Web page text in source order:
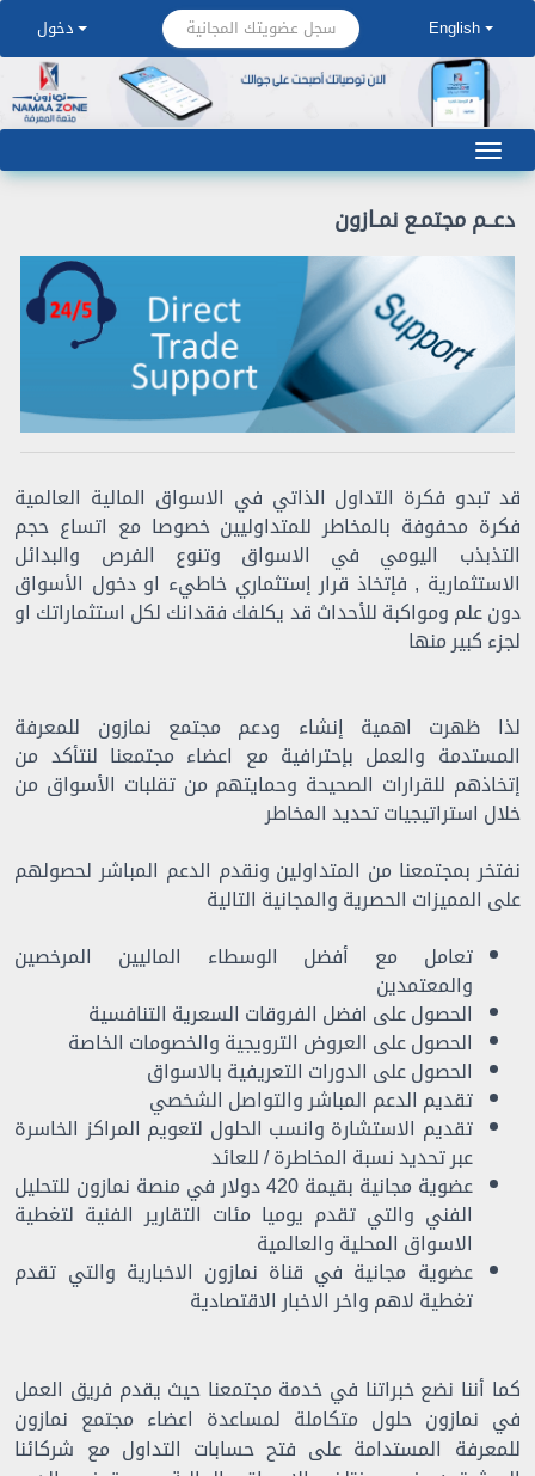
English سجل عضويتك المجانية دخول
دعــم مجتمـع نمـازون
قد تبدو فكرة التداول الذاتي في الاسواق المالية العالمية
فكرة محفوفة بالمخاطر للمتداوليين خصوصا مع اتساع حجم
التذبذب اليومي في الاسواق وتنوع الفرص والبدائل
الاستثمارية , فإتخاذ قرار إستثماري خاطيء او دخول الأسواق
دون علم ومواكبة للأحداث قد يكلفك فقدانك لكل استثماراتك او
لجزء كبير منها
لذا ظهرت اهمية إنشاء ودعم مجتمع نمازون للمعرفة
المستدمة والعمل بإحترافية مع اعضاء مجتمعنا لنتأكد من
إتخاذهم للقرارات الصحيحة وحمايتهم من تقلبات الأسواق من
خلال استراتيجيات تحديد المخاطر
نفتخر بمجتمعنا من المتداولين ونقدم الدعم المباشر لحصولهم
على المميزات الحصرية والمجانية التالية
تعامل مع أفضل الوسطاء الماليين المرخصين
والمعتمدين
الحصول على افضل الفروقات السعرية التنافسية
الحصول على العروض الترويجية والخصومات الخاصة
الحصول على الدورات التعريفية بالاسواق
تقديم الدعم المباشر والتواصل الشخصي
تقديم الاستشارة وانسب الحلول لتعويم المراكز الخاسرة
عبر تحديد نسبة المخاطرة / للعائد
عضوية مجانية بقيمة 420 دولار في منصة نمازون للتحليل
الفني والتي تقدم يوميا مئات التقارير الفنية لتغطية
الاسواق المحلية والعالمية
عضوية مجانية في قناة نمازون الاخبارية والتي تقدم
تغطية لاهم واخر الاخبار الاقتصادية
كما أننا نضع خبراتنا في خدمة مجتمعنا حيث يقدم فريق العمل
في نمازون حلول متكاملة لمساعدة اعضاء مجتمع نمازون
للمعرفة المستدامة على فتح حسابات التداول مع شركائنا